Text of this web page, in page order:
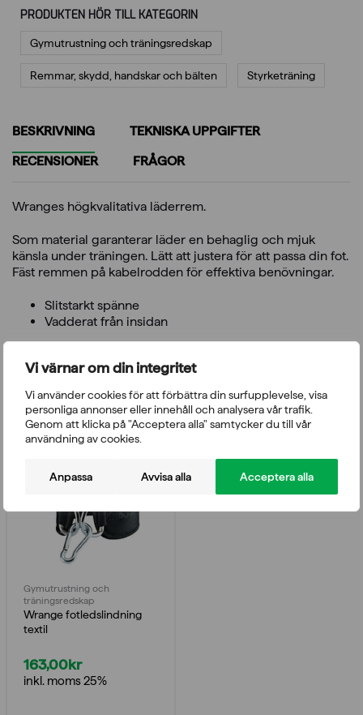
Vi värnar om din integritet
Vi använder cookies för att förbättra din surfupplevelse, visa
personliga annonser eller innehåll och analysera vår trafik.
Genom att klicka på "Acceptera alla" samtycker du till vår
användning av cookies.
Anpassa Avvisa alla Acceptera alla
PRODUKTEN HÖR TILL KATEGORIN
Gymutrustning och träningsredskap
Remmar, skydd, handskar och bälten Styrketräning
BESKRIVNING
TEKNISKA UPPGIFTER
RECENSIONER
FRÅGOR
Wranges högkvalitativa läderrem.
Som material garanterar läder en behaglig och mjuk
känsla under träningen. Lätt att justera för att passa din fot.
Fäst remmen på kabelrodden för effektiva benövningar.
Slitstarkt spänne
Vadderat från insidan
Du kanske också gillar
Gymutrustning och
träningsredskap
Wrange fotledslindning
textil
163,00kr
inkl. moms 25%